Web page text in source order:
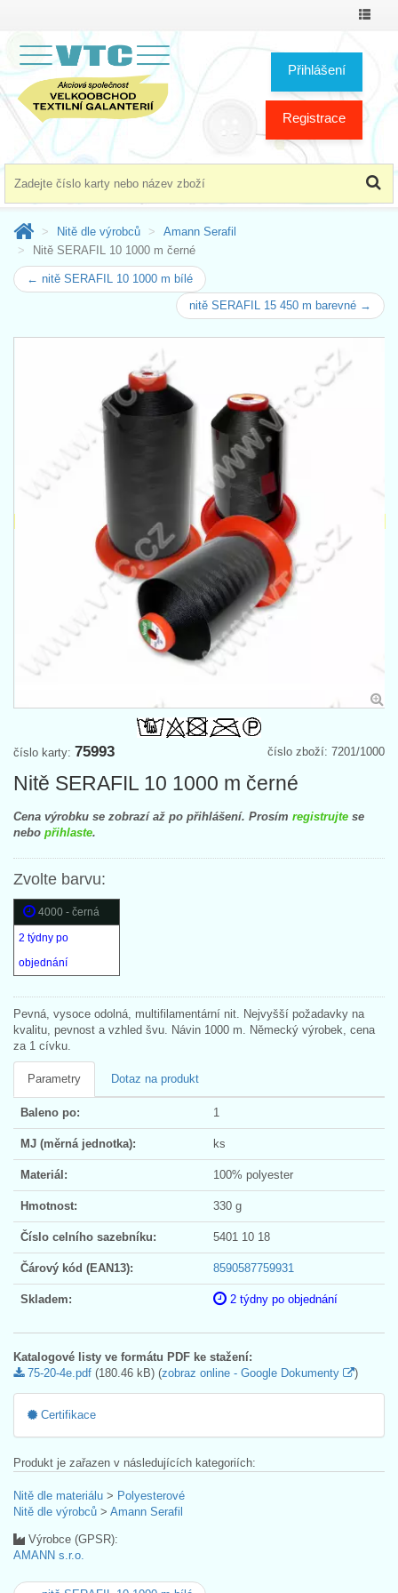
Přihlášení
Registrace
Nitě dle výrobců
Amann Serafil
Nitě SERAFIL 10 1000 m černé
← nitě SERAFIL 10 1000 m bílé
nitě SERAFIL 15 450 m barevné →
číslo zboží: 7201/1000
číslo karty: 75993
Nitě SERAFIL 10 1000 m černé
Cena výrobku se zobrazí až po přihlášení. Prosím registrujte se
nebo přihlaste.
Zvolte barvu:
4000 - černá
2 týdny po
objednání
Pevná, vysoce odolná, multifilamentární nit. Nejvyšší požadavky na
kvalitu, pevnost a vzhled švu. Návin 1000 m. Německý výrobek, cena
za 1 cívku.
Parametry Dotaz na produkt
Baleno po: 1
MJ (měrná jednotka): ks
Materiál: 100% polyester
Hmotnost: 330 g
Číslo celního sazebníku: 5401 10 18
Čárový kód (EAN13): 8590587759931
Skladem: 2 týdny po objednání
Katalogové listy ve formátu PDF ke stažení:
75-20-4e.pdf (180.46 kB) (zobraz online - Google Dokumenty )
Certifikace
Produkt je zařazen v následujících kategoriích:
Nitě dle materiálu > Polyesterové
Nitě dle výrobců > Amann Serafil
Výrobce (GPSR):
AMANN s.r.o.